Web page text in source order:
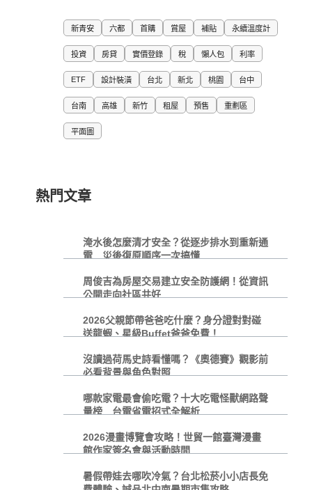
新青安 六都 首購 賞屋 補貼 永續溫度計
投資 房貸 實價登錄 稅 懶人包 利率
ETF 設計裝潢 台北 新北 桃園 台中
台南 高雄 新竹 租屋 預售 重劃區
平面圖
熱門文章
淹水後怎麼清才安全？從逐步排水到重新通
電 災後復原順序一次搞懂
周俊吉為房屋交易建立安全防護網！從資訊
公開走向社區共好
2026父親節帶爸爸吃什麼？身分證對對碰
送龍蝦、星級Buffet爸爸免費！
沒讀過荷馬史詩看懂嗎？《奧德賽》觀影前
必看背景與角色對照
哪款家電最會偷吃電？十大吃電怪獸網路聲
量榜 台電省電招式全解析
2026漫畫博覽會攻略！世貿一館臺灣漫畫
館作家簽名會與活動時間
暑假帶娃去哪吹冷氣？台北松菸小小店長免